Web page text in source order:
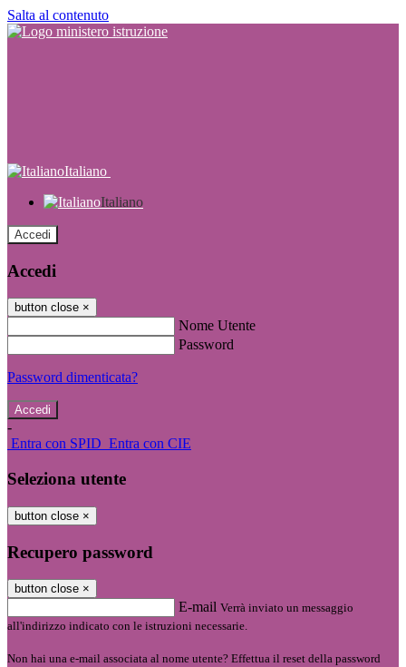
Salta al contenuto
Italiano
Italiano
Accedi
Accedi
button close ×
Nome Utente
Password
Password dimenticata?
-
Entra con SPID Entra con CIE
Seleziona utente
button close ×
Recupero password
button close ×
E-mail Verrà inviato un messaggio
all'indirizzo indicato con le istruzioni necessarie.
Non hai una e-mail associata al nome utente? Effettua il reset della password